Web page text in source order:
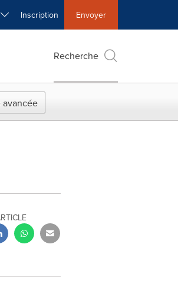
Inscription Envoyer
Recherche
avancée